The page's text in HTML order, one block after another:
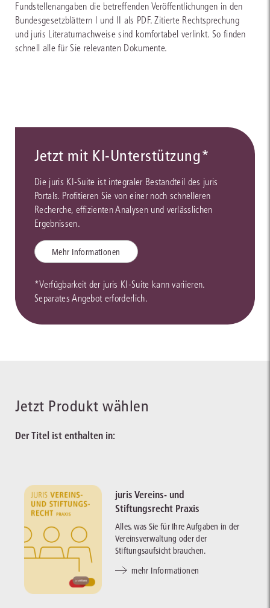
Fundstellenangaben die betreffenden Veröffentlichungen in den
Bundesgesetzblättern I und II als PDF. Zitierte Rechtsprechung
und juris Literaturnachweise sind komfortabel verlinkt. So finden
schnell alle für Sie relevanten Dokumente.
Jetzt mit KI-Unterstützung*
Die juris KI-Suite ist integraler Bestandteil des juris
Portals. Profitieren Sie von einer noch schnelleren
Recherche, effizienten Analysen und verlässlichen
Ergebnissen.
Mehr Informationen
*Verfügbarkeit der juris KI-Suite kann variieren.
Separates Angebot erforderlich.
Jetzt Produkt wählen
Der Titel ist enthalten in:
juris Vereins- und
Stiftungsrecht Praxis
Alles, was Sie für Ihre Aufgaben in der
Vereinsverwaltung oder der
Stiftungsaufsicht brauchen.
mehr Informationen